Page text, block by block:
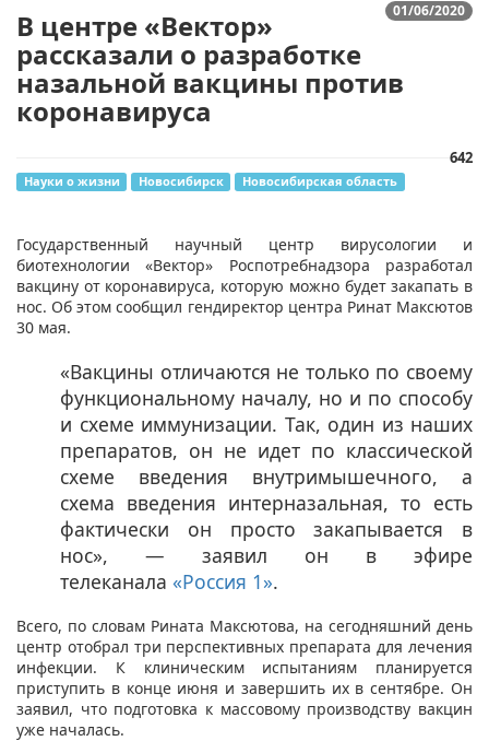
01/06/2020
В центре «Вектор»
рассказали о разработке
назальной вакцины против
коронавируса
642
Науки о жизни Новосибирск Новосибирская область
Государственный научный центр вирусологии и
биотехнологии «Вектор» Роспотребнадзора разработал
вакцину от коронавируса, которую можно будет закапать в
нос. Об этом сообщил гендиректор центра Ринат Максютов
30 мая.
«Вакцины отличаются не только по своему
функциональному началу, но и по способу
и схеме иммунизации. Так, один из наших
препаратов, он не идет по классической
схеме введения внутримышечного, а
схема введения интерназальная, то есть
фактически он просто закапывается в
нос», — заявил он в эфире
телеканала «Россия 1».
Всего, по словам Рината Максютова, на сегодняшний день
центр отобрал три перспективных препарата для лечения
инфекции. К клиническим испытаниям планируется
приступить в конце июня и завершить их в сентябре. Он
заявил, что подготовка к массовому производству вакцин
уже началась.